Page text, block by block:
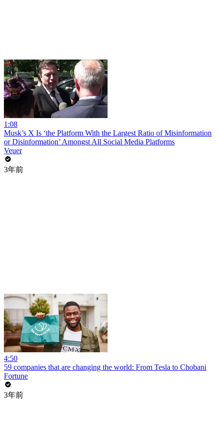
1:08
Musk’s X Is ‘the Platform With the Largest Ratio of Misinformation
or Disinformation’ Amongst All Social Media Platforms
Veuer
3年前
4:50
59 companies that are changing the world: From Tesla to Chobani
Fortune
3年前